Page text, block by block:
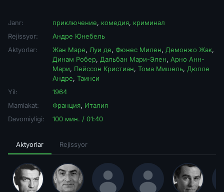
Janr: приключение, комедия, криминал
Rejissyor:
Андре Юнебель
Aktyorlar:
Жан Маре, Луи де, Фюнес Милен, Демонжо Жак,
Динам Робер, Дальбан Мари-Элен, Арно Анн-
Мари, Пейссон Кристиан, Тома Мишель, Дюпле
Андре, Таинси
Yil:
1964
Mamlakat:
Франция, Италия
Davomiyligi:
100 мин. / 01:40
Aktyorlar Rejissyor